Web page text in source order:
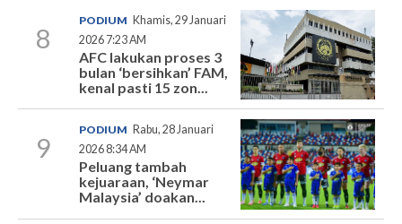
8
PODIUM Khamis, 29 Januari
2026 7:23 AM
AFC lakukan proses 3
bulan ‘bersihkan’ FAM,
kenal pasti 15 zon...
9
PODIUM Rabu, 28 Januari
2026 8:34 AM
Peluang tambah
kejuaraan, ‘Neymar
Malaysia’ doakan...